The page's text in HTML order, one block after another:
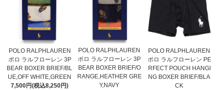
POLO RALPHLAUREN
ポロ ラルフローレン 3P
BEAR BOXER BRIEF/BL
UE,OFF WHITE,GREEN
7,500円(税込8,250円)
POLO RALPHLAUREN
ポロ ラルフローレン 3P
BEAR BOXER BRIEF/O
RANGE,HEATHER GRE
Y,NAVY
POLO RALPHLAUREN
ポロ ラルフローレン PE
RFECT POUCH HANGI
NG BOXER BRIEF/BLA
CK